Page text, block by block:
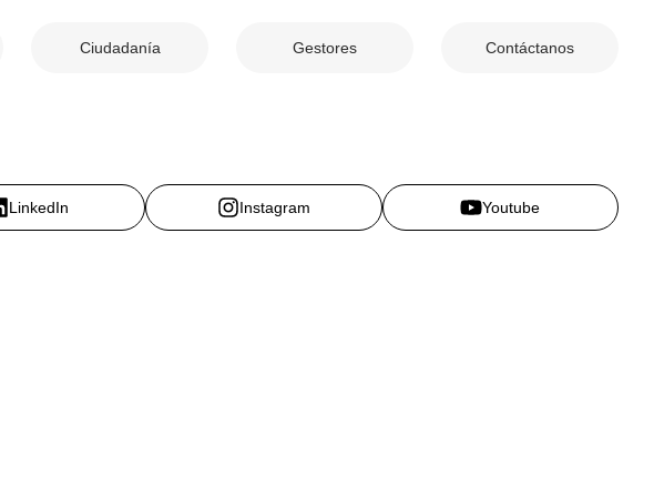
Ciudadanía Gestores Contáctanos
LinkedIn
Instagram Youtube